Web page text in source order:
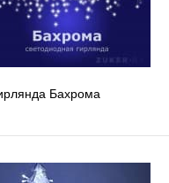
Бахрома